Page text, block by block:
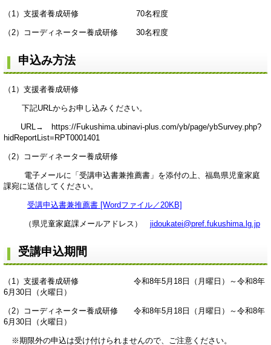
（1）支援者養成研修 70名程度
（2）コーディネーター養成研修 30名程度
申込み方法
（1）支援者養成研修
下記URLからお申し込みください。
URL→ https://Fukushima.ubinavi-plus.com/yb/page/ybSurvey.php?
hidReportList=RPT0001401
（2）コーディネーター養成研修
電子メールに「受講申込書兼推薦書」を添付の上、福島県児童家庭
課宛に送信してください。
受講申込書兼推薦書 [Wordファイル／20KB]
（県児童家庭課メールアドレス） jidoukatei@pref.fukushima.lg.jp
受講申込期間
（1）支援者養成研修 令和8年5月18日（月曜日）～令和8年
6月30日（火曜日）
（2）コーディネーター養成研修 令和8年5月18日（月曜日）～令和8年
6月30日（火曜日）
※期限外の申込は受け付けられませんので、ご注意ください。